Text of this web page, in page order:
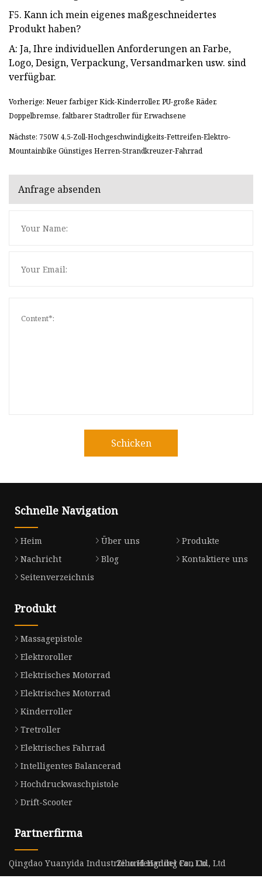
F5. Kann ich mein eigenes maßgeschneidertes
Produkt haben?
A: Ja, Ihre individuellen Anforderungen an Farbe,
Logo, Design, Verpackung, Versandmarken usw. sind
verfügbar.
Vorherige: Neuer farbiger Kick-Kinderroller, PU-große Räder,
Doppelbremse, faltbarer Stadtroller für Erwachsene
Nächste: 750W 4,5-Zoll-Hochgeschwindigkeits-Fettreifen-Elektro-
Mountainbike Günstiges Herren-Strandkreuzer-Fahrrad
Anfrage absenden
Schicken
Schnelle Navigation
Heim Über uns
Produkte
Nachricht
Blog
Kontaktiere uns
Seitenverzeichnis
Produkt
Massagepistole
Elektroroller
Elektrisches Motorrad
Elektrisches Motorrad
Kinderroller
Tretroller
Elektrisches Fahrrad
Intelligentes Balancerad
Hochdruckwaschpistole
Drift-Scooter
Partnerfirma
Qingdao Yuanyida Industrie und Handel Co., Ltd
Zibo Hengding Fan Co., Ltd